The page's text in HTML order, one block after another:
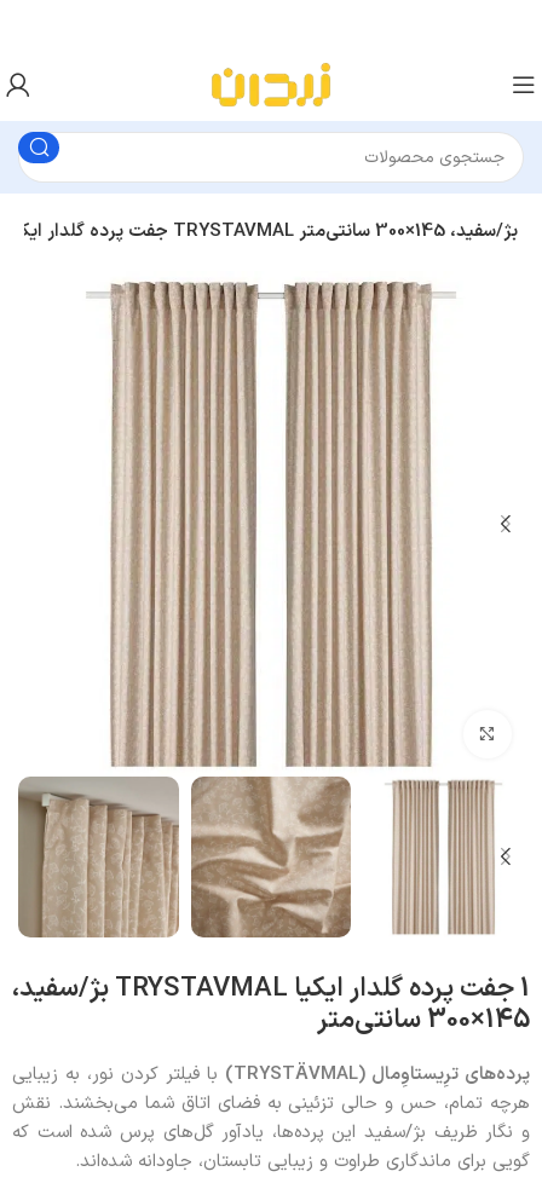
1 جفت پرده گلدار ایکیا TRYSTAVMAL بژ/سفید، 145×300 سانتی‌متر
بزرگنمایی تصویر
1 جفت پرده گلدار ایکیا TRYSTAVMAL بژ/سفید،
145×300 سانتی‌متر
پرده‌های ترِیستاوِمال (TRYSTÄVMAL)
با فیلتر کردن نور، به زیبایی
هرچه تمام، حس و حالی تزئینی به فضای اتاق شما می‌بخشند. نقش
و نگار ظریف بژ/سفید این پرده‌ها، یادآور گل‌های پرس شده است که
گویی برای ماندگاری طراوت و زیبایی تابستان، جاودانه شده‌اند.